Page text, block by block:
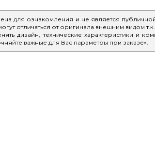
для ознакомления и не является
отличаться от оригинала внешним видом т.к.
дизайн, технические характеристики и
важные для Вас параметры при заказе».